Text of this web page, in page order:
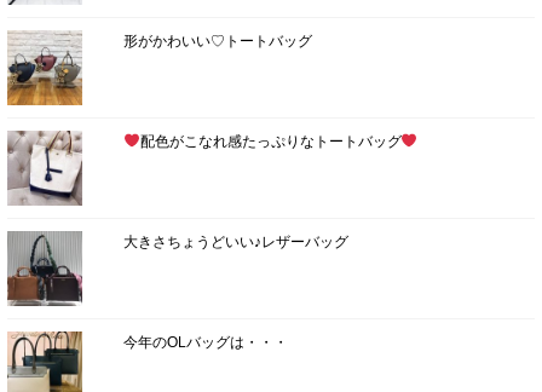
形がかわいい♡トートバッグ
配色がこなれ感たっぷりなトートバッグ
大きさちょうどいい♪レザーバッグ
今年のOLバッグは・・・